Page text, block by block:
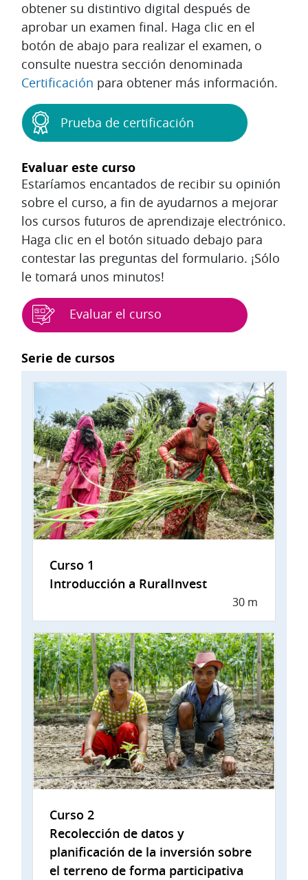
obtener su distintivo digital después de
aprobar un examen final. Haga clic en el
botón de abajo para realizar el examen, o
consulte nuestra sección denominada
Certificación para obtener más información.
Prueba de certificación
Evaluar este curso
Estaríamos encantados de recibir su opinión
sobre el curso, a fin de ayudarnos a mejorar
los cursos futuros de aprendizaje electrónico.
Haga clic en el botón situado debajo para
contestar las preguntas del formulario. ¡Sólo
le tomará unos minutos!
Evaluar el curso
Bloques
Serie de cursos
Curso 1
Introducción a RuralInvest
30 m
Curso 2
Recolección de datos y
planificación de la inversión sobre
el terreno de forma participativa